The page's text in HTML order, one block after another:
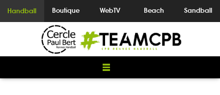
Handball Boutique WebTV Beach Sandball